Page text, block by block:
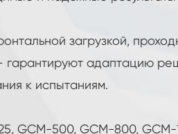
загрузкой,
гарантируют адаптацию
к испытаниям.
GCM-500, GCM-800,